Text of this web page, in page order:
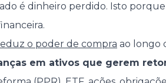
é dinheiro perdido. Isto porque
o poder de compra ao longo
em ativos que gerem